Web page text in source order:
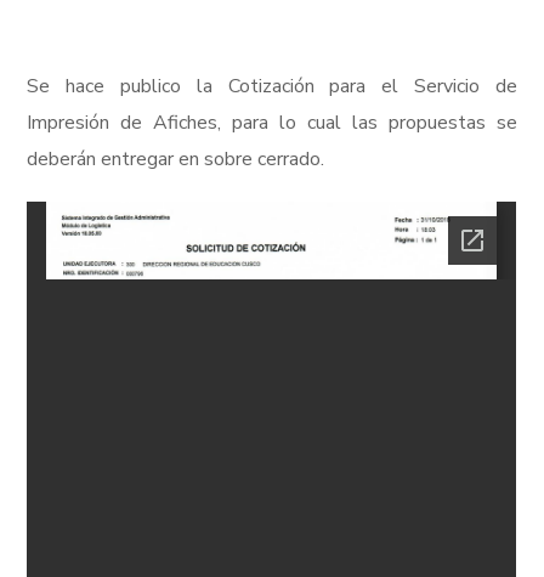
Se hace publico la Cotización para el Servicio de
Impresión de Afiches, para lo cual las propuestas se
deberán entregar en sobre cerrado.